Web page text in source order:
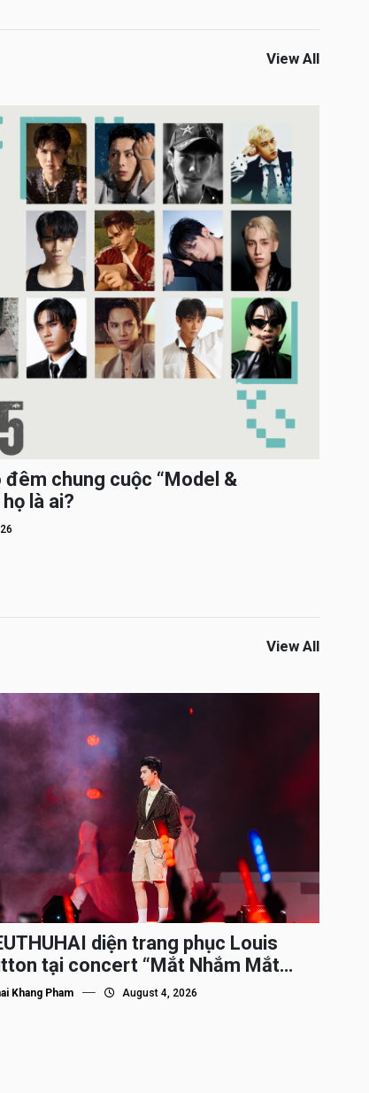
View All
chung cuộc “Model &
là ai?
View All
diện trang phục Louis
tại concert “Mắt Nhắm Mắt
Khang Pham August 4, 2026